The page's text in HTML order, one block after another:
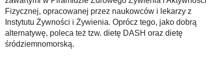
Fizycznej, opracowanej przez naukowców i lekarzy z
Instytutu Żywności i Żywienia. Oprócz tego, jako dobrą
alternatywę, poleca też tzw. dietę DASH oraz dietę
śródziemnomorską.